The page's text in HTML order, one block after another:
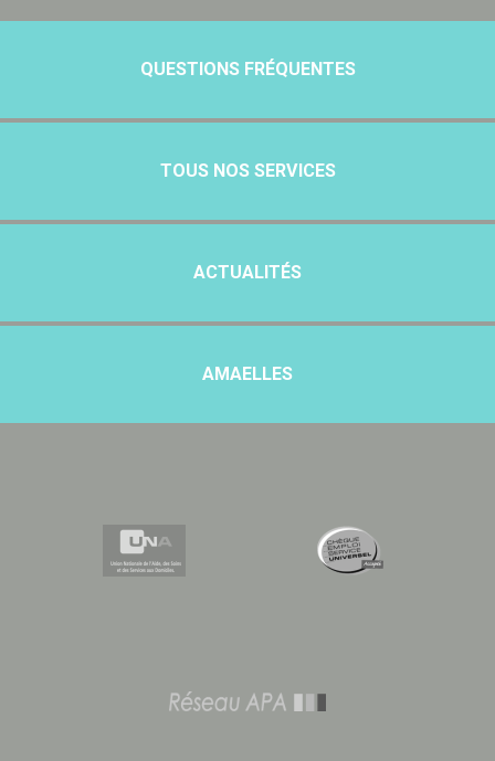
QUESTIONS FRÉQUENTES
TOUS NOS SERVICES
ACTUALITÉS
AMAELLES